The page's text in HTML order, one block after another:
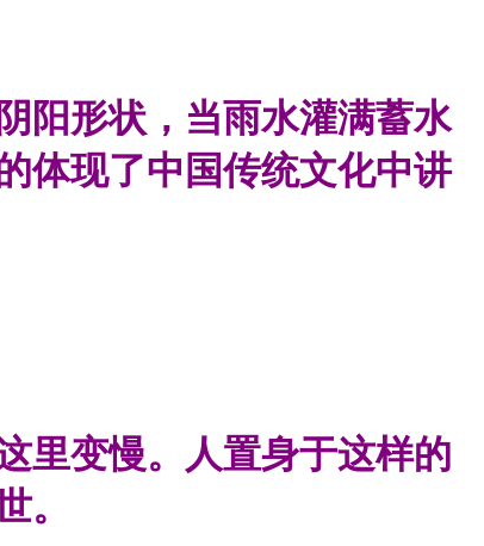
阳形状，当雨水灌满蓄水
体现了中国传统文化中讲
里变慢。人置身于这样的
。